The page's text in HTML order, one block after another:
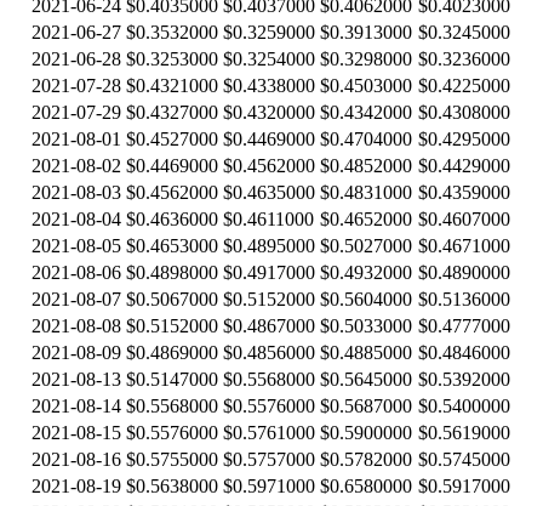
2021-06-24 $0.4035000 $0.4037000 $0.4062000 $0.4023000
2021-06-27 $0.3532000 $0.3259000 $0.3913000 $0.3245000
2021-06-28 $0.3253000 $0.3254000 $0.3298000 $0.3236000
2021-07-28 $0.4321000 $0.4338000 $0.4503000 $0.4225000
2021-07-29 $0.4327000 $0.4320000 $0.4342000 $0.4308000
2021-08-01 $0.4527000 $0.4469000 $0.4704000 $0.4295000
2021-08-02 $0.4469000 $0.4562000 $0.4852000 $0.4429000
2021-08-03 $0.4562000 $0.4635000 $0.4831000 $0.4359000
2021-08-04 $0.4636000 $0.4611000 $0.4652000 $0.4607000
2021-08-05 $0.4653000 $0.4895000 $0.5027000 $0.4671000
2021-08-06 $0.4898000 $0.4917000 $0.4932000 $0.4890000
2021-08-07 $0.5067000 $0.5152000 $0.5604000 $0.5136000
2021-08-08 $0.5152000 $0.4867000 $0.5033000 $0.4777000
2021-08-09 $0.4869000 $0.4856000 $0.4885000 $0.4846000
2021-08-13 $0.5147000 $0.5568000 $0.5645000 $0.5392000
2021-08-14 $0.5568000 $0.5576000 $0.5687000 $0.5400000
2021-08-15 $0.5576000 $0.5761000 $0.5900000 $0.5619000
2021-08-16 $0.5755000 $0.5757000 $0.5782000 $0.5745000
2021-08-19 $0.5638000 $0.5971000 $0.6580000 $0.5917000